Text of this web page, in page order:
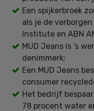
Een spijkerbroek
als je de
Institute en ABN
MUD Jeans is ’s
denimmerk;
Een MUD Jeans
consumer
Het bedrijf
78 procent water